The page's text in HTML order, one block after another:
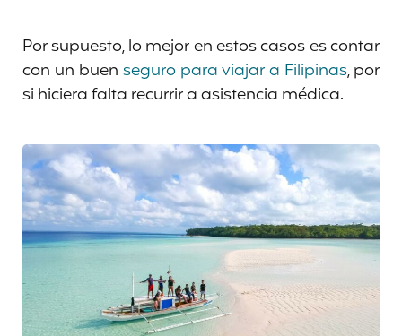
Por supuesto, lo mejor en estos casos es contar
con un buen seguro para viajar a Filipinas, por
si hiciera falta recurrir a asistencia médica.